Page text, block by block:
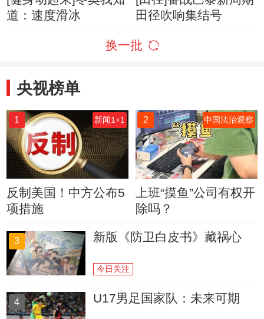
道：速度滑冰
田径吹响集结号
换一批
央视榜单
1 新闻1+1
反制美国！中方公布5
项措施
2 中国法治观察
上班“摸鱼”公司有权开
除吗？
3 新版《防卫白皮书》藏祸心
今日关注
4 U17男足国家队：未来可期